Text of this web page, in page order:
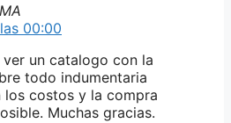
00:00
ver un catalogo con la
todo indumentaria
los costos y la compra
Muchas gracias.